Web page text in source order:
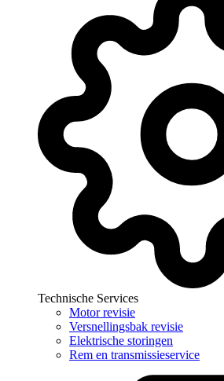
Technische Services
Motor revisie
Versnellingsbak revisie
Elektrische storingen
Rem en transmissieservice